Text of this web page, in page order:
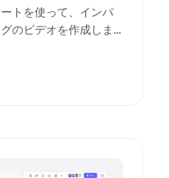
トを使って、インパ
のビデオを作成しま